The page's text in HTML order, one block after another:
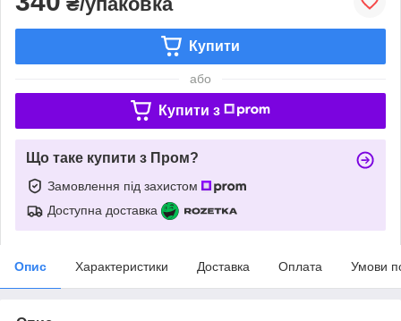
Купити
або
Купити з
Що таке купити з Пром?
Замовлення під захистом
Доступна доставка
Опис Характеристики Доставка Оплата Умови